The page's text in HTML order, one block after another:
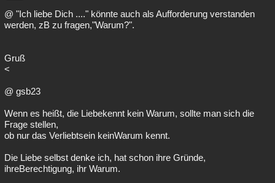
@ "Ich liebe Dich ...." könnte auch als Aufforderung verstanden
werden, zB zu fragen,"Warum?".
Gruß
<
@ gsb23
Wenn es heißt, die Liebekennt kein Warum, sollte man sich die
Frage stellen,
ob nur das Verliebtsein keinWarum kennt.
Die Liebe selbst denke ich, hat schon ihre Gründe,
ihreBerechtigung, ihr Warum.